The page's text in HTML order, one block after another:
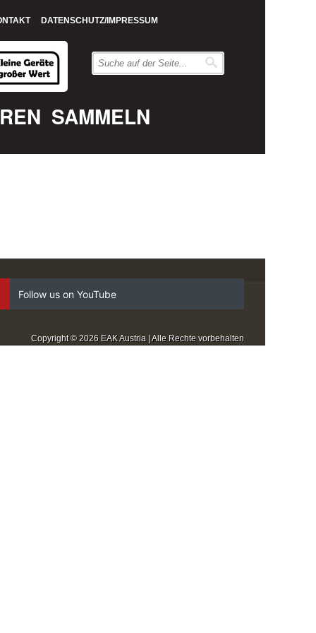
DATENSCHUTZ/IMPRESSUM
SAMMELN
Follow us on YouTube
Copyright © 2026 EAK Austria | Alle Rechte vorbehalten